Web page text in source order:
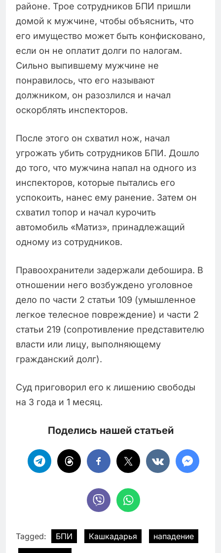
районе. Трое сотрудников БПИ пришли
домой к мужчине, чтобы объяснить, что
его имущество может быть конфисковано,
если он не оплатит долги по налогам.
Сильно выпившему мужчине не
понравилось, что его называют
должником, он разозлился и начал
оскорблять инспекторов.
После этого он схватил нож, начал
угрожать убить сотрудников БПИ. Дошло
до того, что мужчина напал на одного из
инспекторов, которые пытались его
успокоить, нанес ему ранение. Затем он
схватил топор и начал курочить
автомобиль «Матиз», принадлежащий
одному из сотрудников.
Правоохранители задержали дебошира. В
отношении него возбуждено уголовное
дело по части 2 статьи 109 (умышленное
легкое телесное повреждение) и части 2
статьи 219 (сопротивление представителю
власти или лицу, выполняющему
гражданский долг).
Суд приговорил его к лишению свободы
на 3 года и 1 месяц.
Поделись нашей статьей
Tagged: БПИ Кашкадарья
нападение